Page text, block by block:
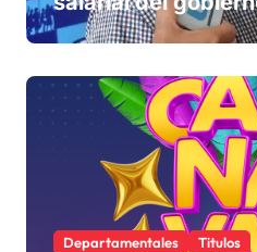
«queda corta» y el
rechaza
Departamentales Titulos